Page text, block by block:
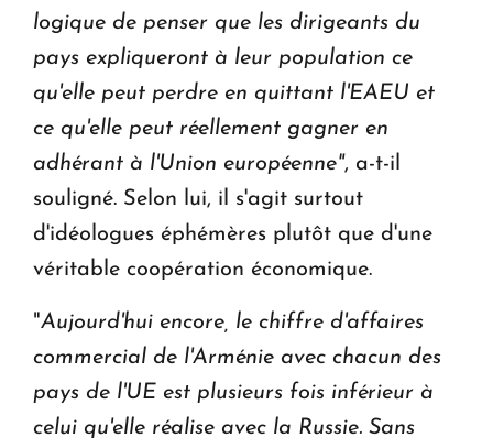
logique de penser que les dirigeants du
pays expliqueront à leur population ce
qu'elle peut perdre en quittant l'EAEU et
ce qu'elle peut réellement gagner en
adhérant à l'Union européenne", a-t-il
souligné. Selon lui, il s'agit surtout
d'idéologues éphémères plutôt que d'une
véritable coopération économique.
"Aujourd'hui encore, le chiffre d'affaires
commercial de l'Arménie avec chacun des
pays de l'UE est plusieurs fois inférieur à
celui qu'elle réalise avec la Russie. Sans